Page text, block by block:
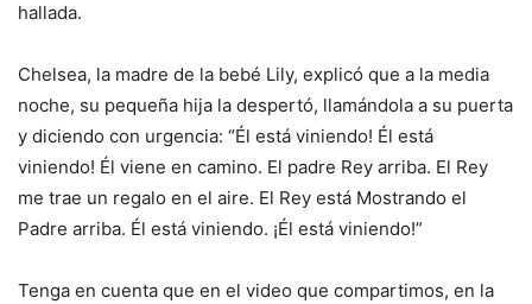
hallada.
Chelsea, la madre de la bebé Lily, explicó que a la media
noche, su pequeña hija la despertó, llamándola a su puerta
y diciendo con urgencia: “Él está viniendo! Él está
viniendo! Él viene en camino. El padre Rey arriba. El Rey
me trae un regalo en el aire. El Rey está Mostrando el
Padre arriba. Él está viniendo. ¡Él está viniendo!”
Tenga en cuenta que en el video que compartimos, en la